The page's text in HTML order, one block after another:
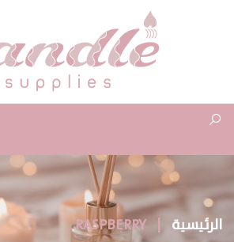
الرئيسية RASPBERRY